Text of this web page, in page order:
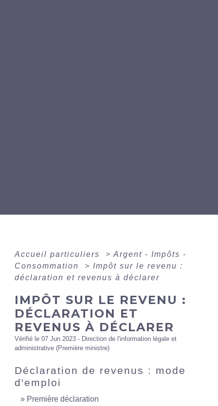
Accueil particuliers > Argent - Impôts -
Consommation
> Impôt sur le revenu :
déclaration et revenus à déclarer
IMPÔT SUR LE REVENU :
DÉCLARATION ET
REVENUS À DÉCLARER
Vérifié le 07 Jun 2023 - Direction de l'information légale et
administrative (Première ministre)
Déclaration de revenus : mode
d'emploi
Première déclaration